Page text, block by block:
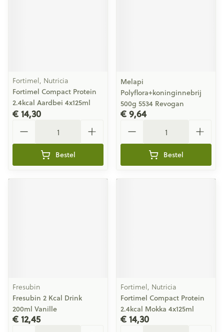
Fortimel, Nutricia
Fortimel Compact Protein
2.4kcal Aardbei 4x125ml
€ 14,30
Bestel
Melapi
Polyflora+koninginnebrij
500g 5534 Revogan
€ 9,64
Bestel
Fresubin
Fresubin 2 Kcal Drink
200ml Vanille
€ 12,45
Fortimel, Nutricia
Fortimel Compact Protein
2.4kcal Mokka 4x125ml
€ 14,30